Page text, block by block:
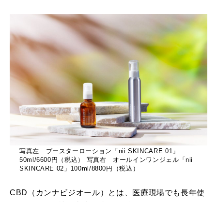
写真左 ブースターローション「nii SKINCARE 01」
50ml/6600円（税込） 写真右 オールインワンジェル「nii
SKINCARE 02」100ml/8800円（税込）
CBD（カンナビジオール）とは、医療現場でも長年使